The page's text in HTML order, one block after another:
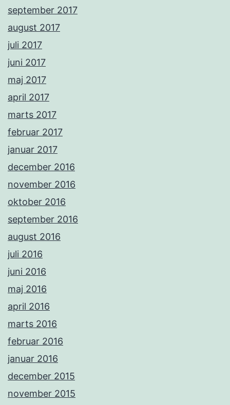
september 2017
august 2017
juli 2017
juni 2017
maj 2017
april 2017
marts 2017
februar 2017
januar 2017
december 2016
november 2016
oktober 2016
september 2016
august 2016
juli 2016
juni 2016
maj 2016
april 2016
marts 2016
februar 2016
januar 2016
december 2015
november 2015